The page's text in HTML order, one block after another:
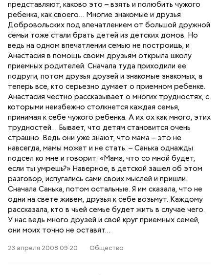
представляют, каково это – взять и полюбить чужого
ребенка, как своего… Многие знакомые и друзья
Добровольских под впечатлением от большой дружной
семьи тоже стали брать детей из детских домов. Но
ведь на одном впечатлении семью не построишь, и
Анастасия в помощь своим друзьям открыла школу
приемных родителей. Сначала туда приходили ее
подруги, потом друзья друзей и знакомые знакомых, а
теперь все, кто серьезно думает о приемном ребенке.
Анастасия честно рассказывает о многих трудностях, с
которыми неизбежно столкнется каждая семья,
принимая к себе чужого ребенка. А их ох как много, этих
трудностей… Бывает, что детям становится очень
страшно. Ведь они уже знают, что мама – это не
навсегда, мамы может и не стать. – Санька однажды
подсел ко мне и говорит: «Мама, что со мной будет,
если ты умрешь?» Наверное, в детской зашел об этом
разговор, испугались сами своих мыслей и пришли.
Сначала Санька, потом остальные. Я им сказала, что не
одни на свете живем, друзья к себе возьмут. Каждому
рассказала, кто в чьей семье будет жить в случае чего.
У нас ведь много друзей и свой круг приемных семей,
они моих точно не оставят…
23 апреля 2008 09:20 Общество